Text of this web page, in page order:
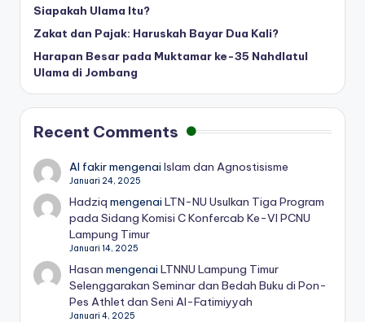
Siapakah Ulama Itu?
Zakat dan Pajak: Haruskah Bayar Dua Kali?
Harapan Besar pada Muktamar ke-35 Nahdlatul
Ulama di Jombang
Recent Comments
Al fakirmengenaiIslam dan Agnostisisme
Januari 24, 2025
Hadziq mengenaiLTN-NU Usulkan Tiga Program
pada Sidang Komisi C Konfercab Ke-VI PCNU
Lampung Timur
Januari 14, 2025
Hasan mengenaiLTNNU Lampung Timur
Selenggarakan Seminar dan Bedah Buku di Pon-
Pes Athlet dan Seni Al-Fatimiyyah
Januari 4, 2025